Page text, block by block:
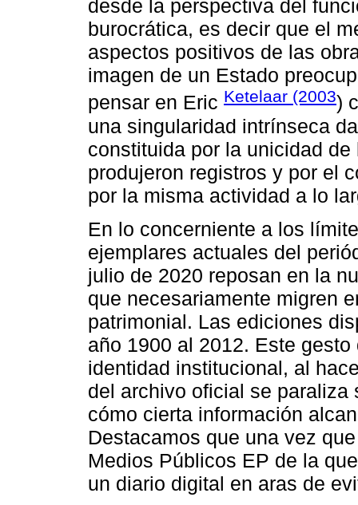
desde la perspectiva del
burocrática, es decir que el
aspectos positivos de las
imagen de un Estado
pensar en Eric Ketelaar (2003)
una singularidad intrínseca
constituida por la unicidad
produjeron registros y por el
por la misma actividad a lo
En lo concerniente a los
ejemplares actuales del
julio de 2020 reposan en la
que necesariamente migren
patrimonial. Las ediciones
año 1900 al 2012. Este
identidad institucional, al
del archivo oficial se
cómo cierta información
Destacamos que una vez
Medios Públicos EP de la
un diario digital en aras de